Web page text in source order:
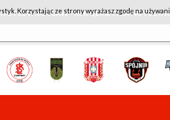
WROCŁAW - KSK QEMETICA NOTEĆ
Korzystając ze strony wyrażasz zgodę na